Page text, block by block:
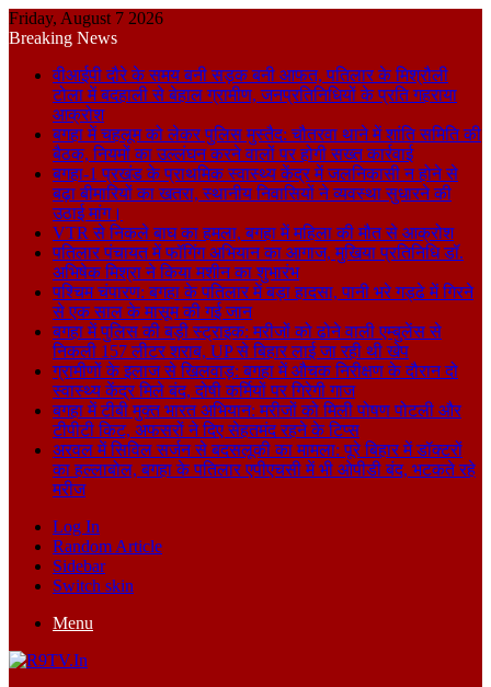
Friday, August 7 2026
Breaking News
वीआईपी दौरे के समय बनी सड़क बनी आफत, पतिलार के मिश्रौली
टोला में बदहाली से बेहाल ग्रामीण, जनप्रतिनिधियों के प्रति गहराया
आक्रोश
बगहा में चहलूम को लेकर पुलिस मुस्तैद: चौतरवा थाने में शांति समिति की
बैठक, नियमों का उल्लंघन करने वालों पर होगी सख्त कार्रवाई
बगहा-1 प्रखंड के प्राथमिक स्वास्थ्य केंद्र में जलनिकासी न होने से
बढ़ा बीमारियों का खतरा, स्थानीय निवासियों ने व्यवस्था सुधारने की
उठाई मांग।
VTR से निकले बाघ का हमला, बगहा में महिला की मौत से आक्रोश
पतिलार पंचायत में फॉगिंग अभियान का आगाज, मुखिया प्रतिनिधि डॉ.
अभिषेक मिश्रा ने किया मशीन का शुभारंभ
पश्चिम चंपारण: बगहा के पतिलार में बड़ा हादसा, पानी भरे गड्ढे में गिरने
से एक साल के मासूम की गई जान
बगहा में पुलिस की बड़ी स्ट्राइक: मरीजों को ढोने वाली एम्बुलेंस से
निकली 157 लीटर शराब, UP से बिहार लाई जा रही थी खेप
ग्रामीणों के इलाज से खिलवाड़: बगहा में औचक निरीक्षण के दौरान दो
स्वास्थ्य केंद्र मिले बंद, दोषी कर्मियों पर गिरेगी गाज
बगहा में टीबी मुक्त भारत अभियान: मरीजों को मिली पोषण पोटली और
टीपीटी किट, अफसरों ने दिए सेहतमंद रहने के टिप्स
अरवल में सिविल सर्जन से बदसलूकी का मामला: पूरे बिहार में डॉक्टरों
का हल्लाबोल, बगहा के पतिलार एपीएचसी में भी ओपीडी बंद, भटकते रहे
मरीज
Log In
Random Article
Sidebar
Switch skin
Menu